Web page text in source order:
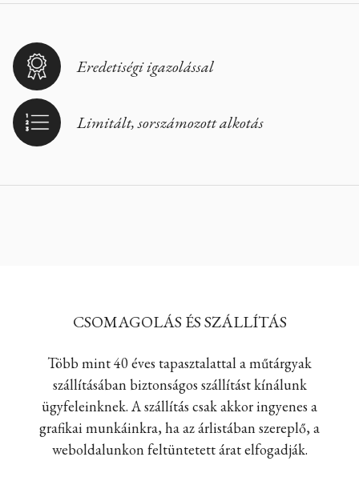
Eredetiségi igazolással
Limitált, sorszámozott alkotás
CSOMAGOLÁS ÉS SZÁLLÍTÁS
Több mint 40 éves tapasztalattal a műtárgyak
szállításában biztonságos szállítást kínálunk
ügyfeleinknek. A szállítás csak akkor ingyenes a
grafikai munkáinkra, ha az árlistában szereplő, a
weboldalunkon feltüntetett árat elfogadják.